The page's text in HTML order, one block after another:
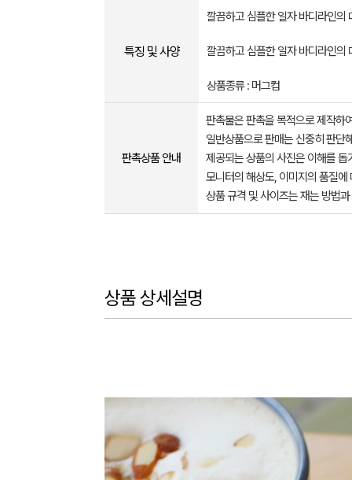
특징 및 사양
깔끔하고 심플한 일자 바디라인의
깔끔하고 심플한 일자 바디라인의
상품종류 : 머그컵
판촉상품 안내
판촉물은 판촉을 목적으로 제작하
일반상품으로 판매는 신중히 판단
제공되는 상품의 사진은 이해를
모니터의 해상도, 이미지의 품질
상품 규격 및 사이즈는 재는 방법
상품 상세설명